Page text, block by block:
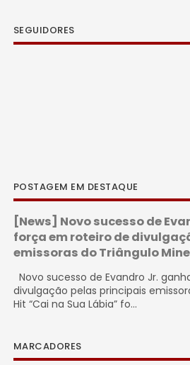
SEGUIDORES
POSTAGEM EM DESTAQUE
[News] Novo sucesso de
força em roteiro de
emissoras do Triângulo
Novo sucesso de Evandro Jr.
divulgação pelas principais
Hit “Cai na Sua Lábia” fo...
MARCADORES